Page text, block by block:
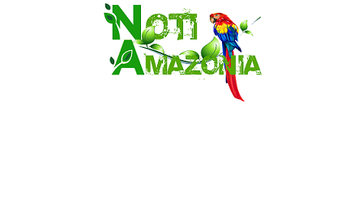
Saltar
Sentencian a 34 años de prisión a
implicados en caso de Alison,
oriunda de Tena
Vozinha, el arquero sensación de
cabo Verde, ya llegó para
incorporarse a Colo Colo de Chile
Pastaza: la parroquia Diez de